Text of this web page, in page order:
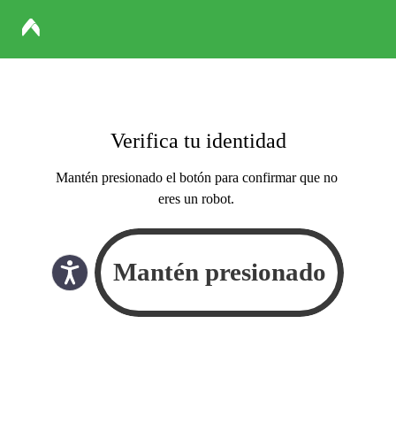
Verifica tu identidad
Mantén presionado el botón para confirmar que no
eres un robot.